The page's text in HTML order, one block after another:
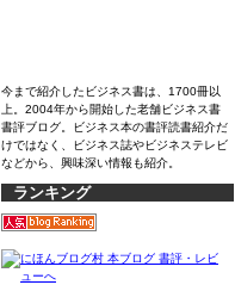
今まで紹介したビジネス書は、1700冊以
上。2004年から開始した老舗ビジネス書
書評ブログ。ビジネス本の書評読書紹介だ
けではなく、ビジネス誌やビジネステレビ
などから、興味深い情報も紹介。
ランキング